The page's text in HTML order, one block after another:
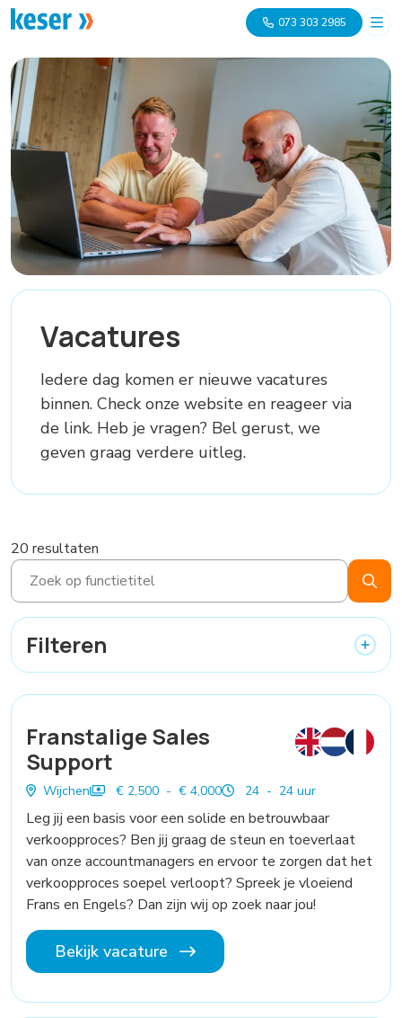
073 303 2985
Vacatures
Iedere dag komen er nieuwe vacatures
binnen. Check onze website en reageer via
de link. Heb je vragen? Bel gerust, we
geven graag verdere uitleg.
20 resultaten
Filteren
Franstalige Sales
Support
Wijchen € 2,500 - € 4,000 24 - 24 uur
Leg jij een basis voor een solide en betrouwbaar
verkoopproces? Ben jij graag de steun en toeverlaat
van onze accountmanagers en ervoor te zorgen dat het
verkoopproces soepel verloopt? Spreek je vloeiend
Frans en Engels? Dan zijn wij op zoek naar jou!
Bekijk vacature